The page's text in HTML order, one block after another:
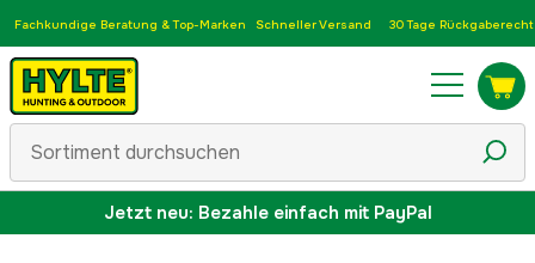
Fachkundige Beratung & Top-Marken Schneller Versand 30 Tage Rückgaberecht
Jetzt neu: Bezahle einfach mit PayPal